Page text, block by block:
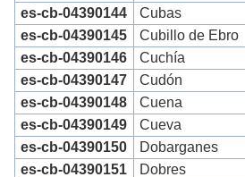
es-cb-04390144
Cubas
es-cb-04390145
Cubillo de Ebro
es-cb-04390146
Cuchía
es-cb-04390147
Cudón
es-cb-04390148
Cuena
es-cb-04390149
Cueva
es-cb-04390150
Dobarganes
es-cb-04390151
Dobres